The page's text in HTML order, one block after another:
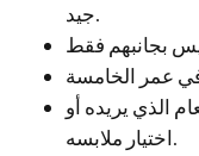
جيد.
الذي يريده أو
اختيار ملابسه.